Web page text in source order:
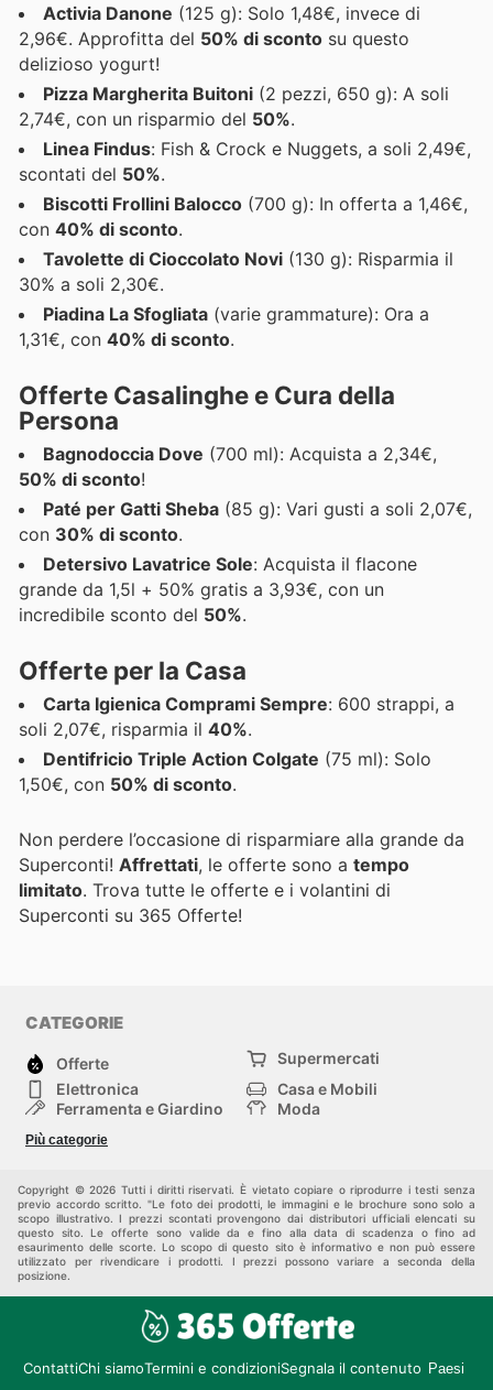
Activia Danone (125 g): Solo 1,48€, invece di
2,96€. Approfitta del 50% di sconto su questo
delizioso yogurt!
Pizza Margherita Buitoni (2 pezzi, 650 g): A soli
2,74€, con un risparmio del 50%.
Linea Findus: Fish & Crock e Nuggets, a soli 2,49€,
scontati del 50%.
Biscotti Frollini Balocco (700 g): In offerta a 1,46€,
con 40% di sconto.
Tavolette di Cioccolato Novi (130 g): Risparmia il
30% a soli 2,30€.
Piadina La Sfogliata (varie grammature): Ora a
1,31€, con 40% di sconto.
Offerte Casalinghe e Cura della
Persona
Bagnodoccia Dove (700 ml): Acquista a 2,34€,
50% di sconto!
Paté per Gatti Sheba (85 g): Vari gusti a soli 2,07€,
con 30% di sconto.
Detersivo Lavatrice Sole: Acquista il flacone
grande da 1,5l + 50% gratis a 3,93€, con un
incredibile sconto del 50%.
Offerte per la Casa
Carta Igienica Comprami Sempre: 600 strappi, a
soli 2,07€, risparmia il 40%.
Dentifricio Triple Action Colgate (75 ml): Solo
1,50€, con 50% di sconto.
Non perdere l’occasione di risparmiare alla grande da
Superconti! Affrettati, le offerte sono a tempo
limitato. Trova tutte le offerte e i volantini di
Superconti su 365 Offerte!
CATEGORIE
Offerte
Supermercati
Elettronica
Casa e Mobili
Ferramenta e Giardino
Moda
Bambini e Neonati
Più categorie
Copyright © 2026 Tutti i diritti riservati. È vietato copiare o riprodurre i testi senza
previo accordo scritto. "Le foto dei prodotti, le immagini e le brochure sono solo a
scopo illustrativo. I prezzi scontati provengono dai distributori ufficiali elencati su
questo sito. Le offerte sono valide da e fino alla data di scadenza o fino ad
esaurimento delle scorte. Lo scopo di questo sito è informativo e non può essere
utilizzato per rivendicare i prodotti. I prezzi possono variare a seconda della
posizione.
ContattiChi siamoTermini e condizioniSegnala il contenuto Paesi